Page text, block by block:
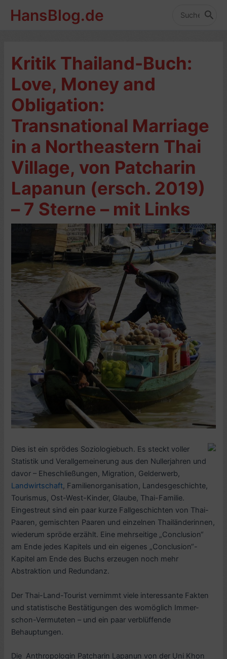
InhaltHansBlog.de
Search
Kritik Thailand-Buch:
Love, Money and
Obligation:
Transnational Marriage
in a Northeastern Thai
Village, von Patcharin
Lapanun (ersch. 2019)
– 7 Sterne – mit Links
Dies ist ein sprödes Soziologiebuch. Es steckt voller
Statistik und Verallgemeinerung aus den Nullerjahren und
davor – Eheschließungen, Migration, Gelderwerb,
Landwirtschaft, Familienorganisation, Landesgeschichte,
Tourismus, Ost-West-Kinder, Glaube, Thai-Familie.
Eingestreut sind ein paar kurze Fallgeschichten von Thai-
Paaren, gemischten Paaren und einzelnen Thailänderinnen,
wiederum spröde erzählt. Eine mehrseitige „Conclusion“
am Ende jedes Kapitels und ein eigenes „Conclusion“-
Kapitel am Ende des Buchs erzeugen noch mehr
Abstraktion und Redundanz.
Der Thai-Land-Tourist vernimmt viele interessante Fakten
und statistische Bestätigungen des womöglich Immer-
schon-Vermuteten – und ein paar verblüffende
Behauptungen.
Die Anthropologin Patcharin Lapanun von der Uni Khon